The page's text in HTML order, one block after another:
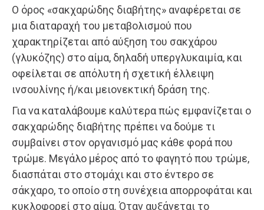
Ο όρος «σακχαρώδης διαβήτης» αναφέρεται σε
μια διαταραχή του μεταβολισμού που
χαρακτηρίζεται από αύξηση του σακχάρου
(γλυκόζης) στο αίμα, δηλαδή υπεργλυκαιμία, και
οφείλεται σε απόλυτη ή σχετική έλλειψη
ινσουλίνης ή/και μειονεκτική δράση της.
Για να καταλάβουμε καλύτερα πώς εμφανίζεται ο
σακχαρώδης διαβήτης πρέπει να δούμε τι
συμβαίνει στον οργανισμό μας κάθε φορά που
τρώμε. Μεγάλο μέρος από το φαγητό που τρώμε,
διασπάται στο στομάχι και στο έντερο σε
σάκχαρο, το οποίο στη συνέχεια απορροφάται και
κυκλοφορεί στο αίμα. Όταν αυξάνεται το